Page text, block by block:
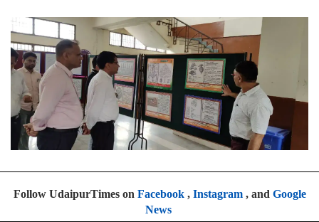
Follow UdaipurTimes on Facebook, Instagram, and Google
News